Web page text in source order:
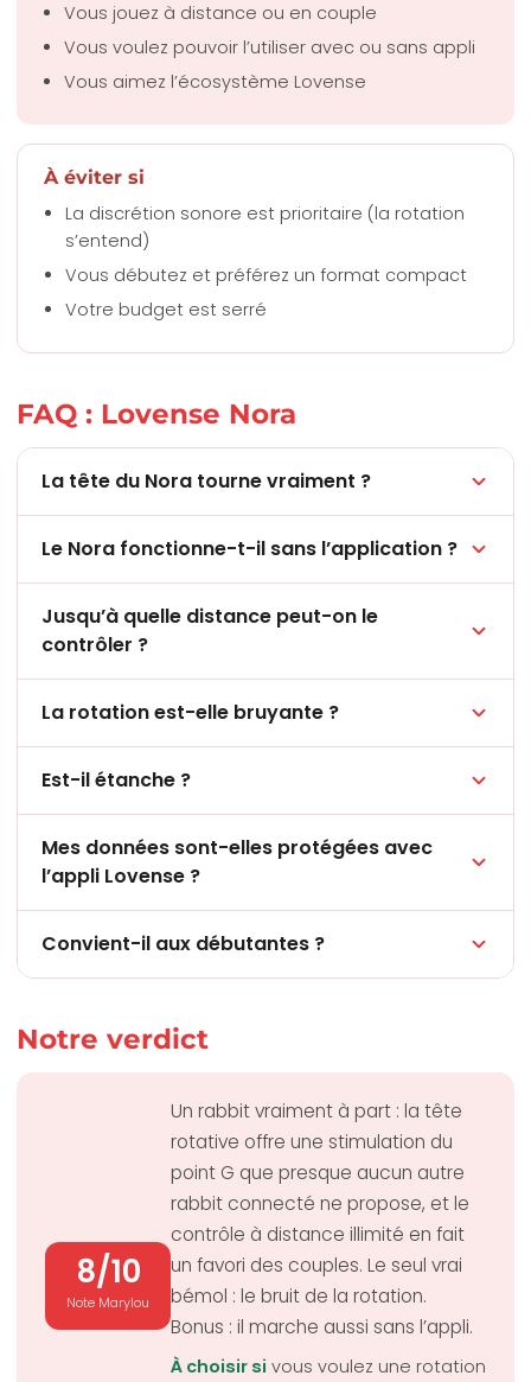
Vous jouez à distance ou en couple
Vous voulez pouvoir l’utiliser avec ou sans appli
Vous aimez l’écosystème Lovense
À éviter si
La discrétion sonore est prioritaire (la rotation
s’entend)
Vous débutez et préférez un format compact
Votre budget est serré
FAQ : Lovense Nora
La tête du Nora tourne vraiment ?
Le Nora fonctionne-t-il sans l’application ?
Jusqu’à quelle distance peut-on le
contrôler ?
La rotation est-elle bruyante ?
Est-il étanche ?
Mes données sont-elles protégées avec
l’appli Lovense ?
Convient-il aux débutantes ?
Notre verdict
8/10
Note Marylou
Un rabbit vraiment à part : la tête
rotative offre une stimulation du
point G que presque aucun autre
rabbit connecté ne propose, et le
contrôle à distance illimité en fait
un favori des couples. Le seul vrai
bémol : le bruit de la rotation.
Bonus : il marche aussi sans l’appli.
À choisir si vous voulez une rotation